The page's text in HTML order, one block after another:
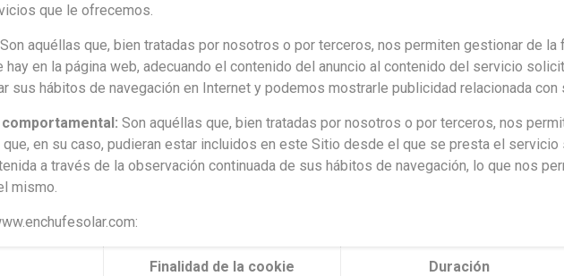
que le ofrecemos.
Son aquéllas que, bien tratadas por nosotros o por terceros, nos permiten gestionar de
en la página web, adecuando el contenido del anuncio al contenido del servicio
sus hábitos de navegación en Internet y podemos mostrarle publicidad relacionada con
Son aquéllas que, bien tratadas por nosotros o por terceros, nos
en su caso, pudieran estar incluidos en este Sitio desde el que se presta el
a través de la observación continuada de sus hábitos de navegación, lo que nos
mismo.
Finalidad de la cookie Duración